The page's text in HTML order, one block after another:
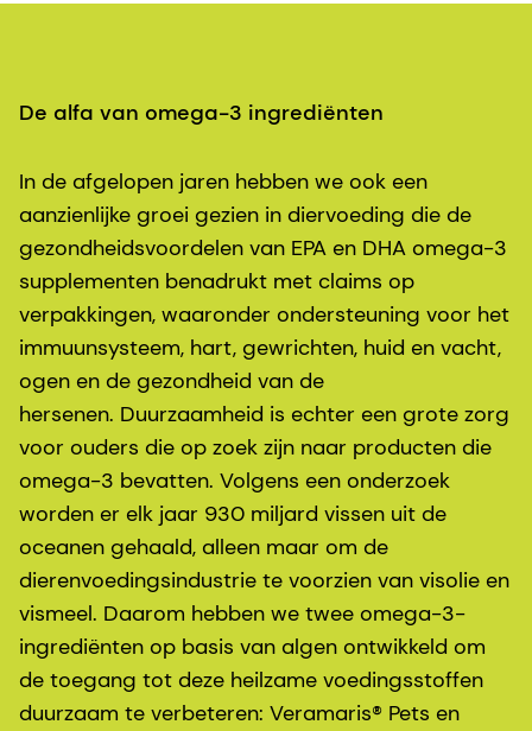
De alfa van omega-3 ingrediënten
In de afgelopen jaren hebben we ook een
aanzienlijke groei gezien in diervoeding die de
gezondheidsvoordelen van EPA en DHA omega-3
supplementen benadrukt met claims op
verpakkingen, waaronder ondersteuning voor het
immuunsysteem, hart, gewrichten, huid en vacht,
ogen en de gezondheid van de
hersenen. Duurzaamheid is echter een grote zorg
voor ouders die op zoek zijn naar producten die
omega-3 bevatten. Volgens een onderzoek
worden er elk jaar 930 miljard vissen uit de
oceanen gehaald, alleen maar om de
dierenvoedingsindustrie te voorzien van visolie en
vismeel. Daarom hebben we twee omega-3-
ingrediënten op basis van algen ontwikkeld om
de toegang tot deze heilzame voedingsstoffen
duurzaam te verbeteren: Veramaris® Pets en